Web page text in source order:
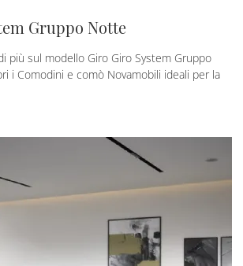
Gruppo Notte
più sul modello Giro Giro System Gruppo
i Comodini e comò Novamobili ideali per la